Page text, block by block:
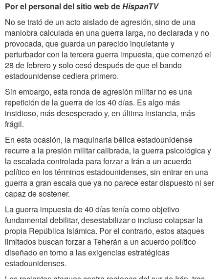
Por el personal del sitio web deHispanTV
No se trató de un acto aislado de agresión, sino de una
maniobra calculada en una guerra larga, no declarada y no
provocada, que guarda un parecido inquietante y
perturbador con la tercera guerra impuesta, que comenzó el
28 de febrero y solo cesó después de que el bando
estadounidense cediera primero.
Sin embargo, esta ronda de agresión militar no es una
repetición de la guerra de los 40 días. Es algo más
insidioso, más desesperado y, en última instancia, más
frágil.
En esta ocasión, la maquinaria bélica estadounidense
recurre a la presión militar calibrada, la guerra psicológica y
la escalada controlada para forzar a Irán a un acuerdo
político en los términos estadounidenses, sin entrar en una
guerra a gran escala que ya no parece estar dispuesto ni ser
capaz de sostener.
La guerra impuesta de 40 días tenía como objetivo
fundamental debilitar, desestabilizar o incluso colapsar la
propia República Islámica. Por el contrario, estos ataques
limitados buscan forzar a Teherán a un acuerdo político
diseñado en torno a las exigencias estratégicas
estadounidenses.